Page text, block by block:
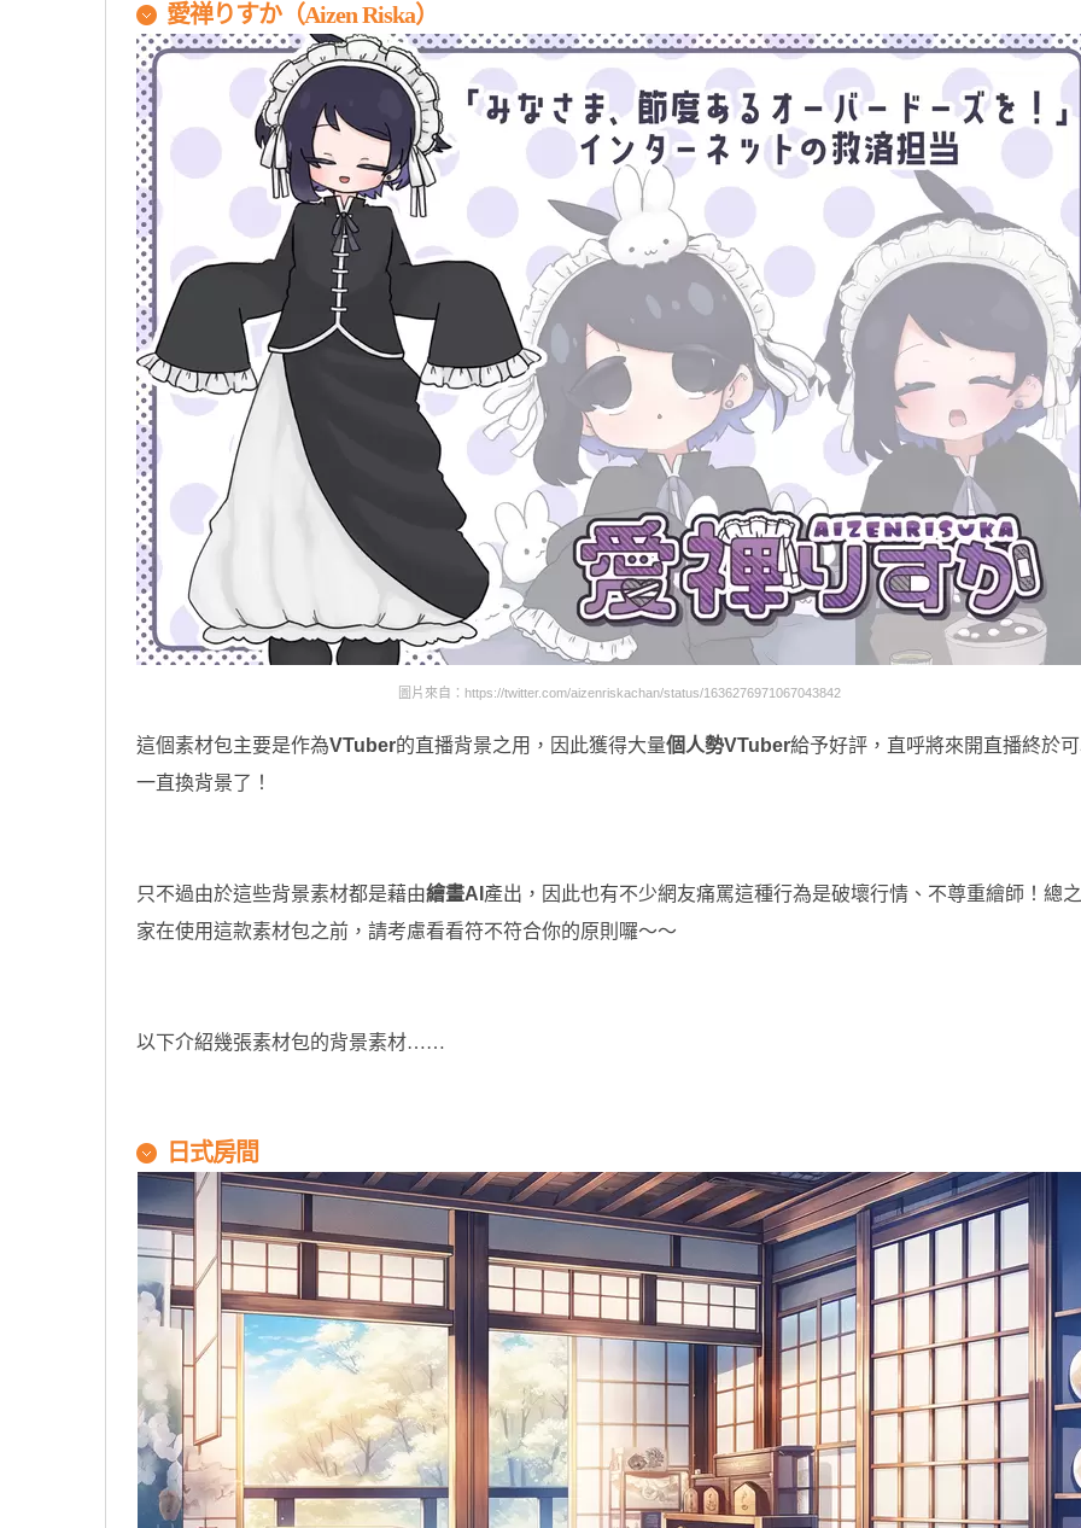
愛禅りすか（Aizen Riska）
圖片來自：https://twitter.com/aizenriskachan/status/1636276971067043842
這個素材包主要是作為VTuber的直播背景之用，因此獲得大量個人勢VTuber給予好評，直呼將來開直播終於
一直換背景了！
只不過由於這些背景素材都是藉由繪畫AI 產出，因此也有不少網友痛罵這種行為是破壞行情、不尊重繪師！總
家在使用這款素材包之前，請考慮看看符不符合你的原則囉～～
以下介紹幾張素材包的背景素材……
日式房間